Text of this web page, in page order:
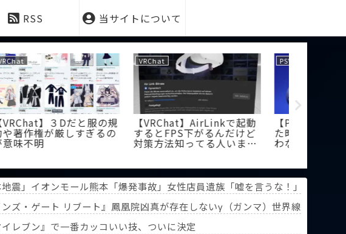
RSS 当サイトについて
PSVR
【PSVR2】ピント合わせし
た時に被る位置で上手く合
わないんだけど個人差なん
かな？
PSVR
【悲報】メディア「PSVR2
はもってあと一年くらいか
も」
震」イオンモール熊本「爆発事故」女性店員遺族「嘘を言うな！」営業
ンズ・ゲート リブート』鳳凰院凶真が存在しないγ（ガンマ）世界線が追加さ
故発生してますが」「え!?」
イレブン』で一番カッコいい技、ついに決定